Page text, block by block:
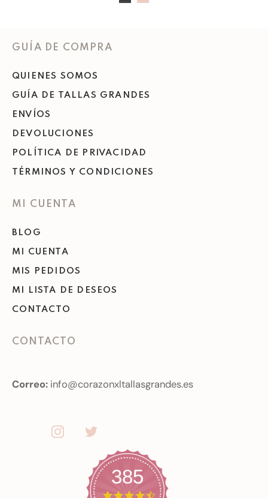
GUÍA DE COMPRA
QUIENES SOMOS
GUÍA DE TALLAS GRANDES
ENVÍOS
DEVOLUCIONES
POLÍTICA DE PRIVACIDAD
TÉRMINOS Y CONDICIONES
MI CUENTA
BLOG
MI CUENTA
MIS PEDIDOS
MI LISTA DE DESEOS
CONTACTO
CONTACTO
Correo: info@corazonxltallasgrandes.es
385
4